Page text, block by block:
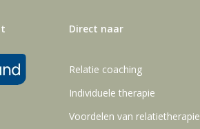
Direct naar
Relatie coaching
Individuele therapie
Voordelen van relatietherapie